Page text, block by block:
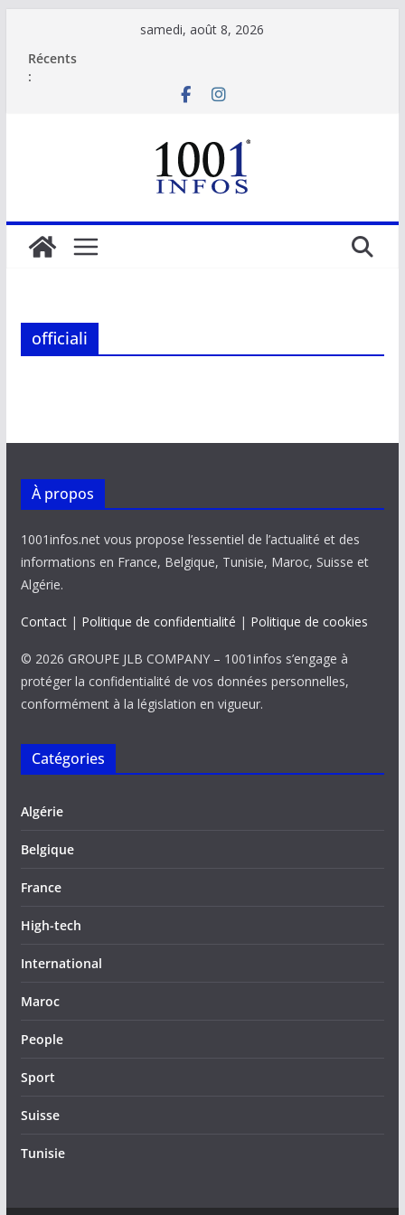
contenu
samedi, août 8, 2026
Récents
:
officiali
À propos
1001infos.net vous propose l’essentiel de l’actualité et des
informations en France, Belgique, Tunisie, Maroc, Suisse et
Algérie.
Contact| Politique de confidentialité | Politique de cookies
© 2026 GROUPE JLB COMPANY – 1001infos s’engage à
protéger la confidentialité de vos données personnelles,
conformément à la législation en vigueur.
Catégories
Algérie
Belgique
France
High-tech
International
Maroc
People
Sport
Suisse
Tunisie